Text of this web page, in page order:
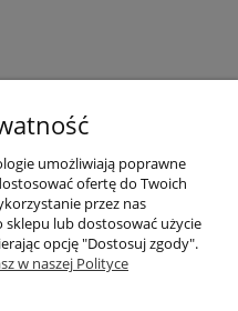
umożliwiają poprawne
ofertę do Twoich
przez nas
lub dostosować użycie
opcję "Dostosuj zgody".
w naszej Polityce